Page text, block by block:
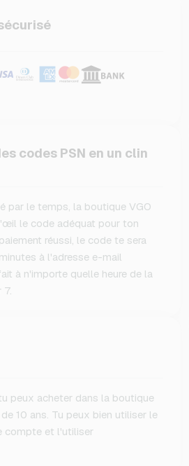
codes PSN en un clin
par le temps, la boutique VGO
le code adéquat pour ton
réussi, le code te sera
à l'adresse e-mail
à n'importe quelle heure de la
7.
peux acheter dans la boutique
10 ans. Tu peux bien utiliser le
compte et l'utiliser